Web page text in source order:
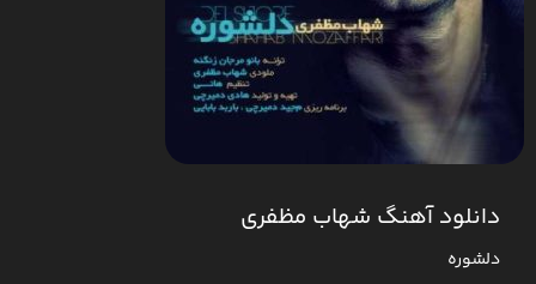
دانلود آهنگ شهاب مظفری
دلشوره